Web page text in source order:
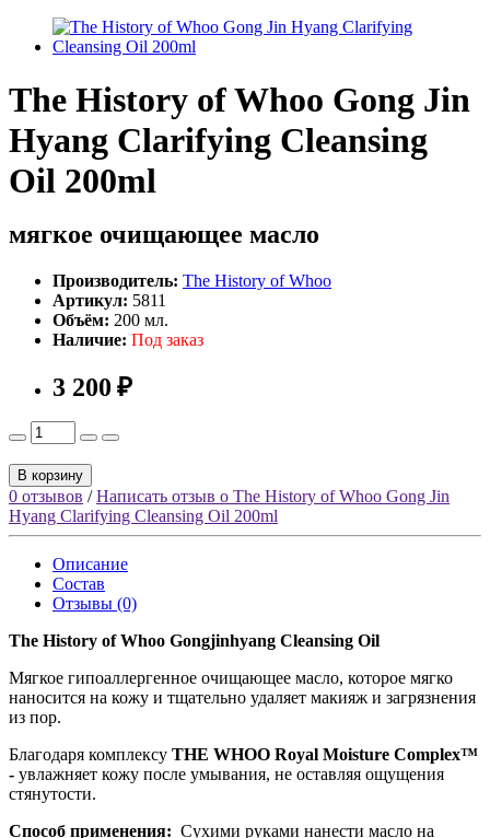
The History of Whoo Gong Jin
Hyang Clarifying Cleansing
Oil 200ml
мягкое очищающее масло
Производитель: The History of Whoo
Артикул: 5811
Объём: 200 мл.
Наличие: Под заказ
3 200 ₽
В корзину
0 отзывов /Написать отзыв о The History of Whoo Gong Jin
Hyang Clarifying Cleansing Oil 200ml
Описание
Состав
Отзывы (0)
The History of Whoo Gongjinhyang Cleansing Oil
Мягкое гипоаллергенное очищающее масло, которое мягко
наносится на кожу и тщательно удаляет макияж и загрязнения
из пор.
Благодаря комплексу THE WHOO Royal Moisture Complex™
- увлажняет кожу после умывания, не оставляя ощущения
стянутости.
Способ применения: Сухими руками нанести масло на